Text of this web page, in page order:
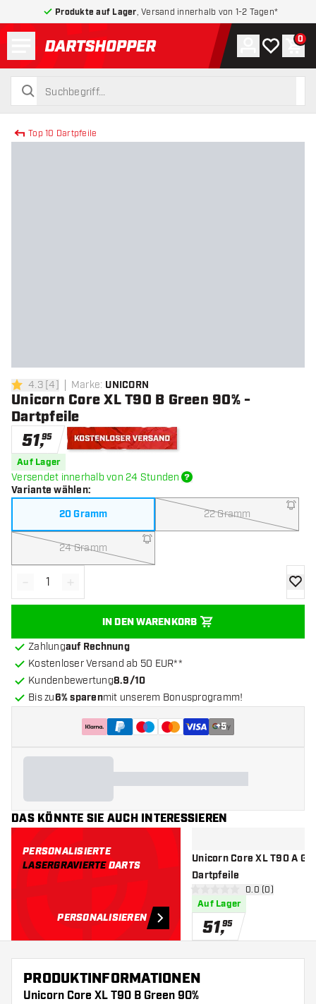
Produkte auf Lager , Versand innerhalb von 1-2 Tagen*
zurück zur Startseite
suchen
suchen
Konto
Meine 0
Top 10 Dartpfeile
4.3 Bewertungssterne
4.3[4] Marke: UNICORN
Unicorn Core XL T90 B Green 90% -
Dartpfeile
51,95
Auf Lager
Versendet innerhalb von 24 Stunden
Variante wählen:
20 Gramm
22 Gramm
24 Gramm
Menge verringern
- Menge erhöhen
+
IN DEN WARENKORB
Zur
Zahlungauf Rechnung
Kostenloser Versand ab 50 EUR**
Kundenbewertung8.9/10
Bis zu6% sparenmit unserem Bonusprogramm!
+5
DAS KÖNNTE SIE AUCH INTERESSIEREN
PERSONALISIERTE
LASERGRAVIERTEDARTS
PERSONALISIEREN
Unicorn Core XL T90 A
Dartpfeile
0 Bewertungssterne
0.0 (0)
Auf Lager
51,95
PRODUKTINFORMATIONEN
Unicorn Core XL T90 B Green 90%